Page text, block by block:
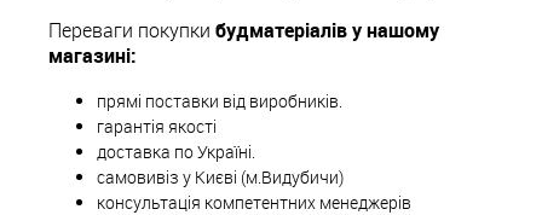
Переваги покупки будматеріалів у нашому
магазині:
прямі поставки від виробників.
гарантія якості
доставка по Україні.
самовивіз у Києві (м.Видубичи)
консультація компетентних менеджерів